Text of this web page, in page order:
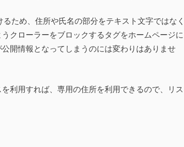
ため、住所や氏名の部分をテキスト文字ではなく
クローラーをブロックするタグをホームページに
開情報となってしまうのには変わりはありませ
利用すれば、専用の住所を利用できるので、リス